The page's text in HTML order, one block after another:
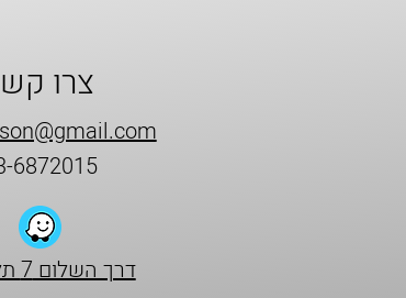
צרו
6872015
דרך השלום 7 תל אביב